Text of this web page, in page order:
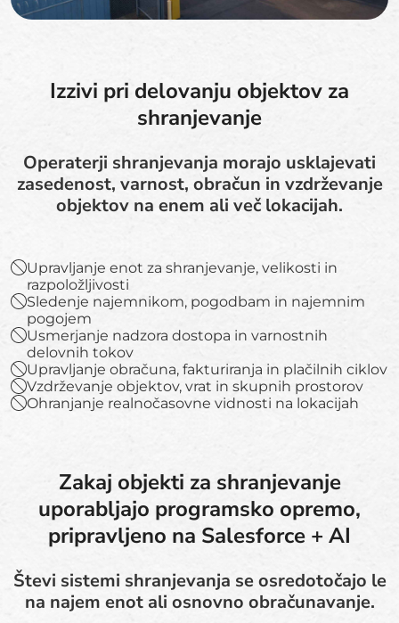
Izzivi pri delovanju objektov za
shranjevanje
Operaterji shranjevanja morajo usklajevati
zasedenost, varnost, obračun in vzdrževanje
objektov na enem ali več lokacijah.
Upravljanje enot za shranjevanje, velikosti in
razpoložljivosti
Sledenje najemnikom, pogodbam in najemnim
pogojem
Usmerjanje nadzora dostopa in varnostnih
delovnih tokov
Upravljanje obračuna, fakturiranja in plačilnih ciklov
Vzdrževanje objektov, vrat in skupnih prostorov
Ohranjanje realnočasovne vidnosti na lokacijah
Zakaj objekti za shranjevanje
uporabljajo programsko opremo,
pripravljeno na Salesforce + AI
Števi sistemi shranjevanja se osredotočajo le
na najem enot ali osnovno obračunavanje.